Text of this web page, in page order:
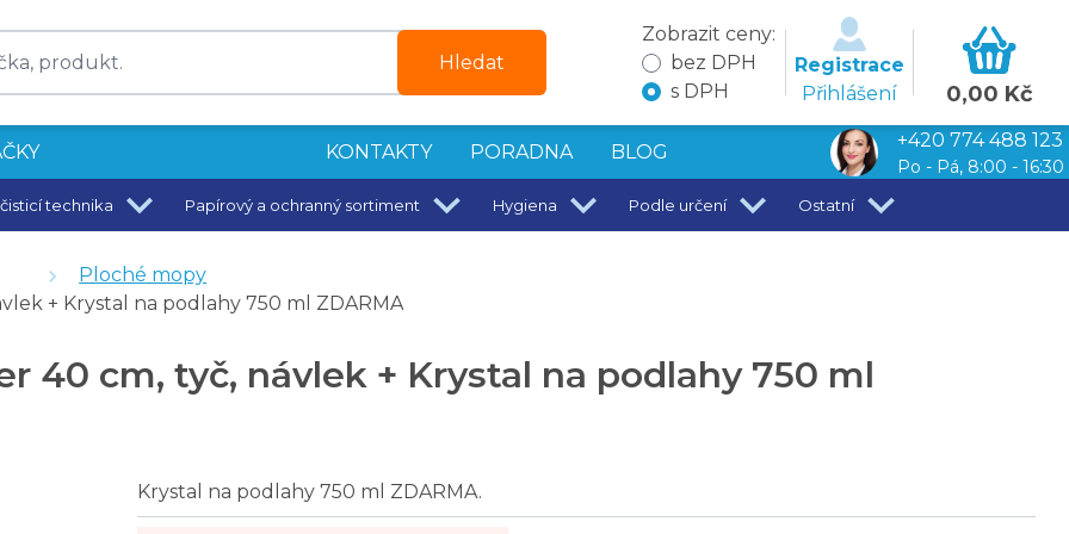
Hledat
Zobrazit ceny:
bez DPH
s DPH
Registrace
Přihlášení
0,00 Kč
KONTAKTY PORADNA BLOG
+420 774 488 123
Po - Pá, 8:00 - 16:30
technika Papírový a ochranný sortiment Hygiena Podle určení Ostatní
- 750 ml
bavlna, tyč 140 cm
návlek
Ploché mopy
+ Krystal na podlahy 750 ml ZDARMA
40 cm, tyč, návlek + Krystal na podlahy 750 ml
Krystal na podlahy 750 ml ZDARMA.